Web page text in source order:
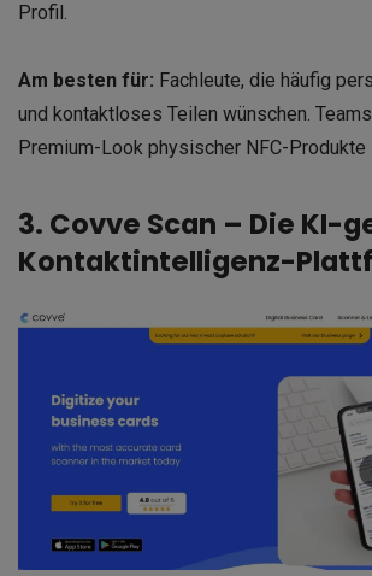
Profil.
Am besten für: Fachleute, die häufig
und kontaktloses Teilen wünschen.
Premium-Look physischer NFC-Produkte
3. Covve Scan – Die KI-
Kontaktintelligenz-